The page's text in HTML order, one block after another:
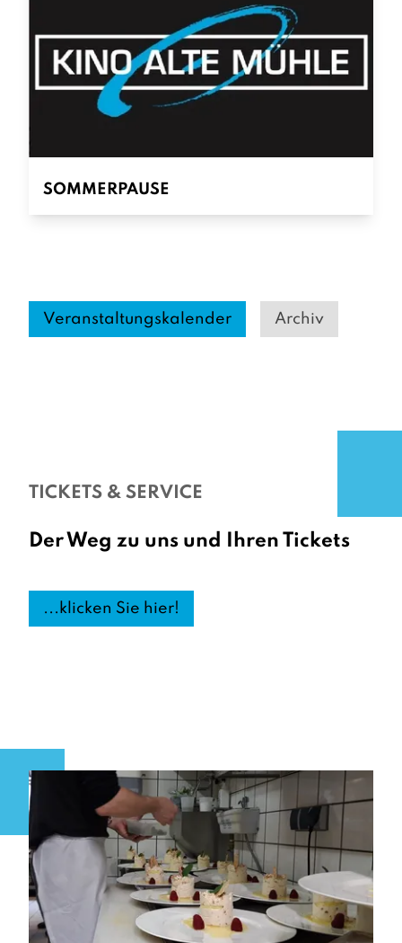
SOMMERPAUSE
Veranstaltungskalender Archiv
TICKETS & SERVICE
Der Weg zu uns und Ihren Tickets
...klicken Sie hier!